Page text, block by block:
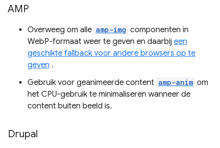
AMP
Overweeg om alle amp-img componenten in
WebP-formaat weer te geven en daarbij een
geschikte fallback voor andere browsers op te
geven .
Gebruik voor geanimeerde content amp-anim om
het CPU-gebruik te minimaliseren wanneer de
content buiten beeld is.
Drupal